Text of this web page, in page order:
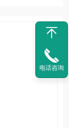
电话咨询